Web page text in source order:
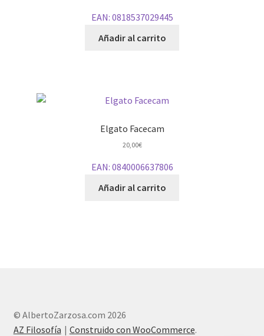
EAN: 0818537029445
Añadir al carrito
Elgato Facecam
20,00€
EAN: 0840006637806
Añadir al carrito
© AlbertoZarzosa.com 2026
AZ Filosofía
Construido con WooCommerce.